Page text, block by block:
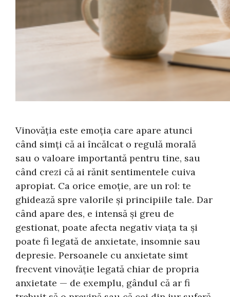
Vinovăția este emoția care apare atunci
când simți că ai încălcat o regulă morală
sau o valoare importantă pentru tine, sau
când crezi că ai rănit sentimentele cuiva
apropiat. Ca orice emoție, are un rol: te
ghidează spre valorile și principiile tale. Dar
când apare des, e intensă și greu de
gestionat, poate afecta negativ viața ta și
poate fi legată de anxietate, insomnie sau
depresie. Persoanele cu anxietate simt
frecvent vinovăție legată chiar de propria
anxietate — de exemplu, gândul că ar fi